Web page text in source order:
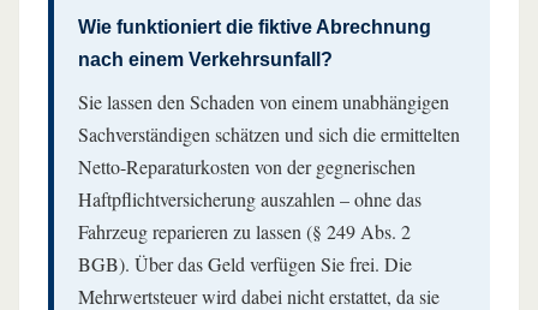
Wie funktioniert die fiktive Abrechnung
nach einem Verkehrsunfall?
Sie lassen den Schaden von einem unabhängigen
Sachverständigen schätzen und sich die ermittelten
Netto-Reparaturkosten von der gegnerischen
Haftpflichtversicherung auszahlen – ohne das
Fahrzeug reparieren zu lassen (§ 249 Abs. 2
BGB). Über das Geld verfügen Sie frei. Die
Mehrwertsteuer wird dabei nicht erstattet, da sie